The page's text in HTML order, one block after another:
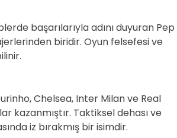
başarılarıyla adını duyuran Pep
biridir. Oyun felsefesi ve
Chelsea, Inter Milan ve Real
kazanmıştır. Taktiksel dehası ve
iz bırakmış bir isimdir.